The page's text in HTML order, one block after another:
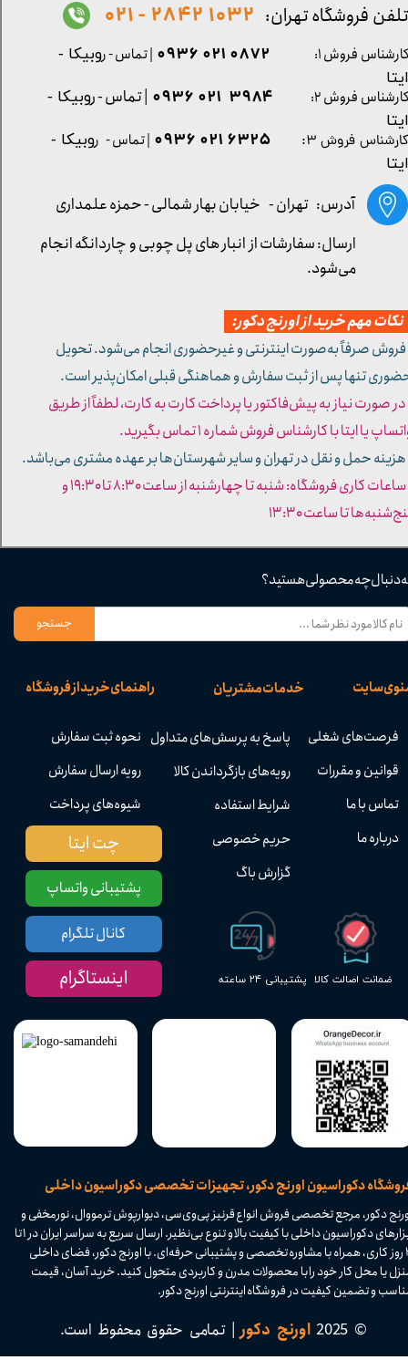
دکوراسیون اورنج دکور، تجهیزات تخصصی دکوراسیون داخلی
پشتیبانی ۲۴ ساعته ضمانت اصالت کالا
راهنمای خرید از فروشگاه
نحوه ثبت سفارش
رویه ارسال سفارش
شیوه‌های پرداخت
خدمات مشتریان
پاسخ به پرسش‌های متداول
رویه‌های بازگرداندن کالا
شرایط استفاده
حریم خصوصی
گزارش باگ
سایت
فرصت‌های شغلی
قوانین و مقررات
تماس با ما
درباره ما
دنبال چه محصولی هستید؟
جستجو
دکور، مرجع تخصصی فروش انواع قرنیز پی‌وی‌سی، دیوارپوش ترمووال، نورمخفی و
ابزارهای دکوراسیون داخلی با کیفیت بالا و تنوع بی‌نظیر. ارسال سریع به سراسر ایران در ۱ تا
۴ روز کاری، همراه با مشاوره تخصصی و پشتیبانی حرفه‌ای. با اورنج دکور، فضای داخلی
یا محل کار خود را با محصولات مدرن و کاربردی متحول کنید. خرید آسان، قیمت
و تضمین کیفیت در فروشگاه اینترنتی اورنج دکور.​​​​​​​
© 2025 اورنج دکور| تمامی حقوق محفوظ است.​​​​​​​
پشتیبانی واتساپ
چت ایتا
کانال تلگرام
اینستاگرام
کارشناس فروش ۳: ۶۳۲۵ ۰۲۱ ۰۹۳۶ | تماس - روبیکا -
ایتا
آدرس: تهران - خیابان بهار شمالی - حمزه علمداری
تلفن فروشگاه تهران: 1032 2842 - 021
مهم خرید از اورنج دکور:
صرفاً به‌صورت اینترنتی و غیرحضوری انجام می‌شود. تحویل
تنها پس از ثبت سفارش و هماهنگی قبلی امکان‌پذیر است.
صورت نیاز به پیش‌فاکتور یا پرداخت کارت به کارت، لطفاً از طریق
یا ایتا با کارشناس فروش شماره ۱ تماس بگیرید.
حمل و نقل در تهران و سایر شهرستان‌ها بر عهده مشتری می‌باشد.
- ساعات کاری فروشگاه: شنبه تا چهارشنبه از ساعت ۸:۳۰ تا ۱۹:۳۰ و
تا ساعت ۱۳:۳۰​​​​​​​
کارشناس فروش ۱: 0872 021 0936 | تماس - روبیکا -
ایتا
کارشناس فروش ۲:
۳۹۸۴ ۰۲۱ ۰۹۳۶ | تماس - روبیکا -
ایتا
ارسال: سفارشات از انبار های پل چوبی و چاردانگه انجام
می‌شود.